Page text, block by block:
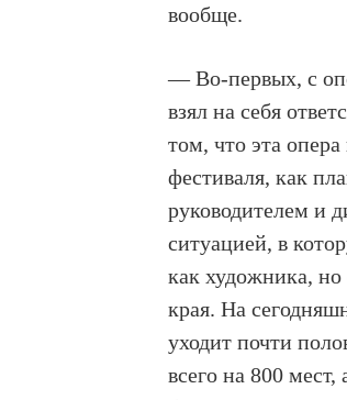
вообще.
— Во-первых, с
взял на себя
том, что эта
фестиваля, как
руководителем и
ситуацией, в
как художника,
края. На
уходит почти
всего на 800 мест,